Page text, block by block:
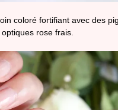
coloré fortifiant avec des
optiques rose frais.